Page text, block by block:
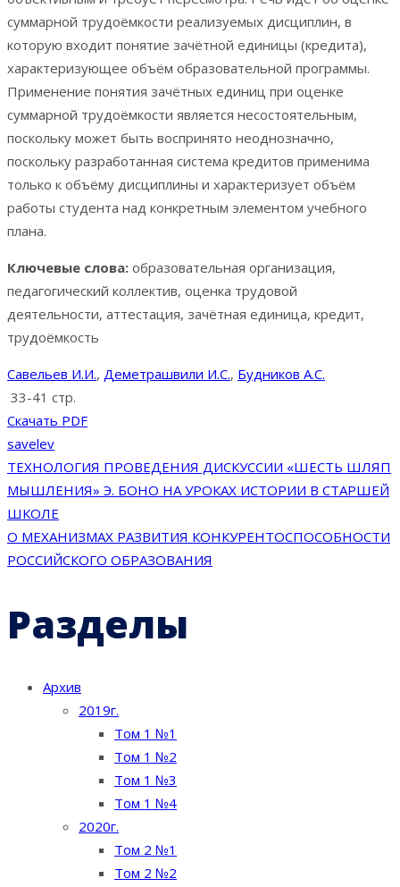
суммарной трудоёмкости реализуемых дисциплин, в
которую входит понятие зачётной единицы (кредита),
характеризующее объём образовательной программы.
Применение понятия зачётных единиц при оценке
суммарной трудоёмкости является несостоятельным,
поскольку может быть воспринято неоднозначно,
поскольку разработанная система кредитов применима
только к объёму дисциплины и характеризует объём
работы студента над конкретным элементом учебного
плана.
Ключевые слова: образовательная организация,
педагогический коллектив, оценка трудовой
деятельности, аттестация, зачётная единица, кредит,
трудоёмкость
Савельев И.И., Деметрашвили И.С., Будников А.С.
33-41 стр.
Скачать PDF
savelev
Навигация
по
записям
ТЕХНОЛОГИЯ ПРОВЕДЕНИЯ ДИСКУССИИ «ШЕСТЬ ШЛЯП
МЫШЛЕНИЯ» Э. БОНО НА УРОКАХ ИСТОРИИ В СТАРШЕЙ
ШКОЛЕ
О МЕХАНИЗМАХ РАЗВИТИЯ КОНКУРЕНТОСПОСОБНОСТИ
РОССИЙСКОГО ОБРАЗОВАНИЯ
Разделы
Архив
2019г.
Том 1 №1
Том 1 №2
Том 1 №3
Том 1 №4
2020г.
Том 2 №1
Том 2 №2